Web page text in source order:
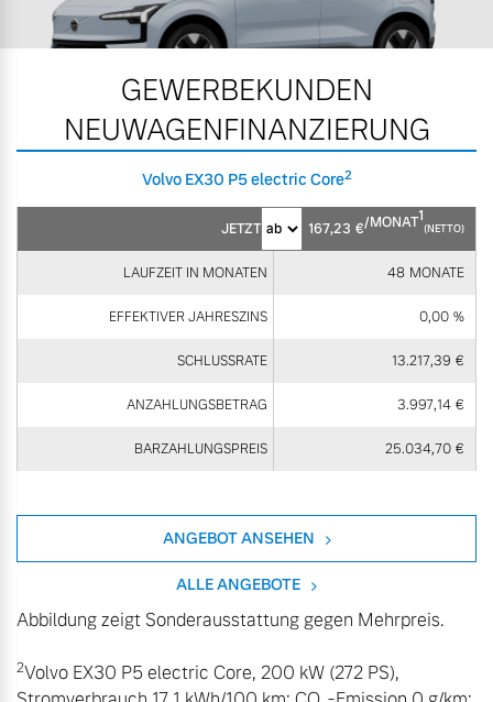
GEWERBEKUNDEN
NEUWAGENFINANZIERUNG
Volvo EX30 P5 electric Core2
JETZT 167,23 €/MONAT1
(NETTO)
LAUFZEIT IN MONATEN 48 MONATE
EFFEKTIVER JAHRESZINS 0,00 %
SCHLUSSRATE 13.217,39 €
ANZAHLUNGSBETRAG 3.997,14 €
BARZAHLUNGSPREIS 25.034,70 €
ANGEBOT ANSEHEN
ALLE ANGEBOTE
Abbildung zeigt Sonderausstattung gegen Mehrpreis.
2Volvo EX30 P5 electric Core, 200 kW (272 PS),